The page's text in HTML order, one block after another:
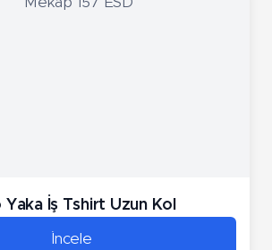
Yaka İş Tshirt Uzun Kol
İncele